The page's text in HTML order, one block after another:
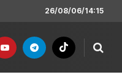
26/08/06/14:15